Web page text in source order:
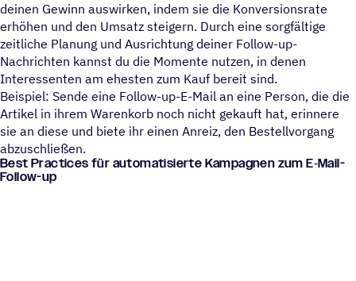
deinen Gewinn auswirken, indem sie die Konversionsrate
erhöhen und den Umsatz steigern. Durch eine sorgfältige
zeitliche Planung und Ausrichtung deiner Follow-up-
Nachrichten kannst du die Momente nutzen, in denen
Interessenten am ehesten zum Kauf bereit sind.
Beispiel: Sende eine Follow-up-E-Mail an eine Person, die die
Artikel in ihrem Warenkorb noch nicht gekauft hat, erinnere
sie an diese und biete ihr einen Anreiz, den Bestellvorgang
abzuschließen.
Best Prac­ti­ces für auto­ma­ti­sierte Kampa­gnen zum E‑Mail-
Follow-up